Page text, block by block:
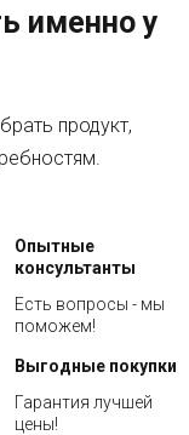
именно у
продукт,
Опытные
консультанты
Есть вопросы - мы
поможем!
Выгодные покупки
Гарантия лучшей
цены!